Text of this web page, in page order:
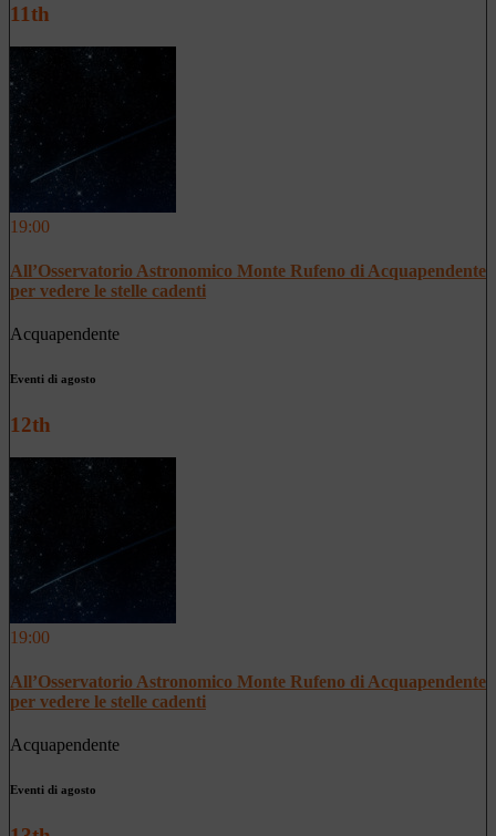
11th
19:00
All’Osservatorio Astronomico Monte Rufeno di Acquapendente
per vedere le stelle cadenti
Acquapendente
Eventi di agosto
12th
19:00
All’Osservatorio Astronomico Monte Rufeno di Acquapendente
per vedere le stelle cadenti
Acquapendente
Eventi di agosto